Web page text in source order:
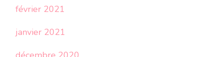
février 2021
janvier 2021